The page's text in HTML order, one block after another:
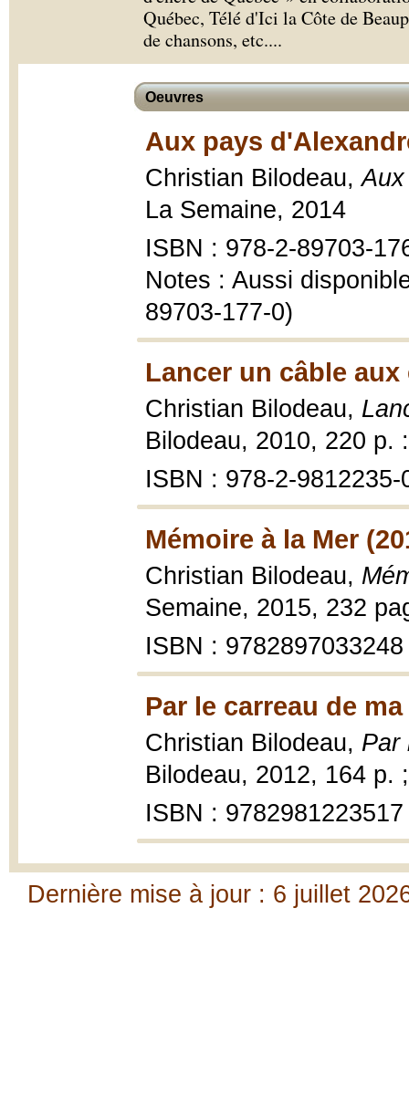
Québec, Télé d'Ici la Côte de
de chansons, etc....
Oeuvres
Aux pays
Christian Bilodeau,
La Semaine, 2014
ISBN : 978-2-89703-
Notes : Aussi
89703-177-0)
Lancer un câble aux
Christian Bilodeau,
Bilodeau, 2010, 220 p.
ISBN : 978-2-9812235-
Mémoire à la Mer
Christian Bilodeau,
Semaine, 2015, 232
ISBN : 9782897033248
Par le carreau de
Christian Bilodeau, Par
Bilodeau, 2012, 164 p.
ISBN : 9782981223517
Dernière mise à jour : 6 juillet